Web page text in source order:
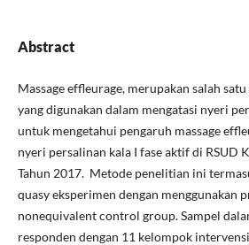
Abstract
Massage effleurage, merupakan salah
yang digunakan dalam mengatasi nyeri
untuk mengetahui pengaruh massage
nyeri persalinan kala I fase aktif di RSUD
Tahun 2017. Metode penelitian ini
quasy eksperimen dengan menggunakan
nonequivalent control group. Sampel
responden dengan 11 kelompok